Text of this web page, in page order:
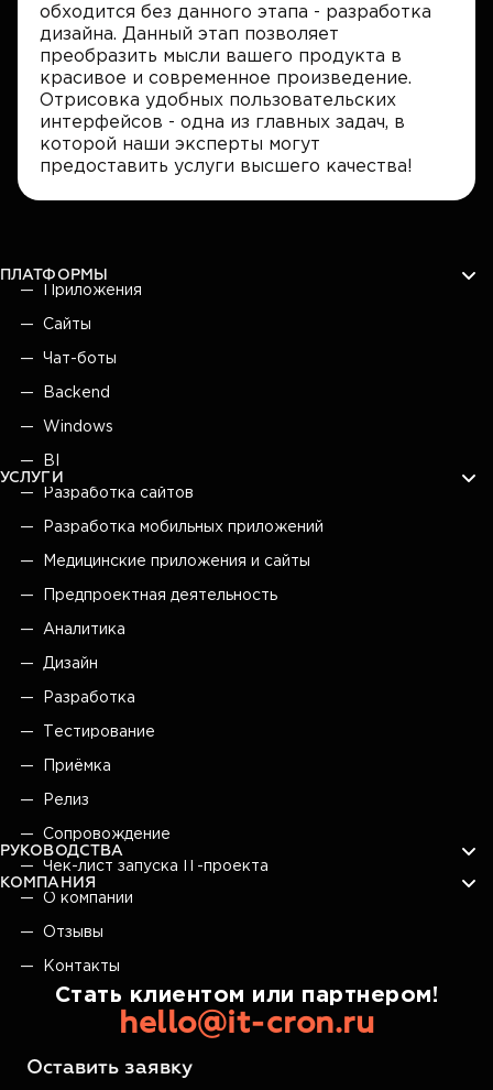
обходится без данного этапа - разработка
дизайна. Данный этап позволяет
преобразить мысли вашего продукта в
красивое и современное произведение.
Отрисовка удобных пользовательских
интерфейсов - одна из главных задач, в
которой наши эксперты могут
предоставить услуги высшего качества!
ПЛАТФОРМЫ
Приложения
Сайты
Чат-боты
Backend
Windows
BI
УСЛУГИ
Разработка сайтов
Разработка мобильных приложений
Медицинские приложения и сайты
Предпроектная деятельность
Аналитика
Дизайн
Разработка
Тестирование
Приёмка
Релиз
Сопровождение
РУКОВОДСТВА
Чек-лист запуска IT-проекта
КОМПАНИЯ
О компании
Отзывы
Контакты
Стать клиентом или партнером!
hello@it-cron.ru
Оставить заявку